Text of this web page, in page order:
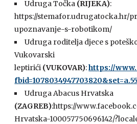
Udruga Točka (RIJEKA):
https://stemafor.udrugatocka.hr/
upoznavanje-s-robotikom/
Udruga roditelja djece s
Vukovarski
leptirići (VUKOVAR):https://
Udruga Abacus Hrvatska
(ZAGREB):https://
Hrvatska-100057750696142/